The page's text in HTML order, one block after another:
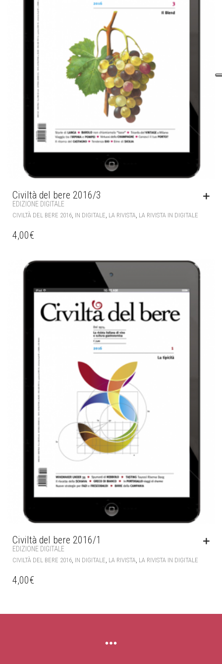
Civiltà del bere 2016/3
EDIZIONE DIGITALE
CIVILTÀ DEL BERE 2016 IN DIGITALE LA RIVISTA LA RIVISTA IN DIGITALE
4,00€
Civiltà del bere 2016/1
EDIZIONE DIGITALE
CIVILTÀ DEL BERE 2016 IN DIGITALE LA RIVISTA LA RIVISTA IN DIGITALE
4,00€